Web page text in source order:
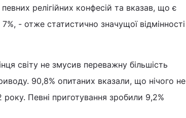
релігійних конфесій та вказав, що є
- отже статистично значущої відмінності
світу не змусив переважну більшість
90,8% опитаних вказали, що нічого не
Певні приготування зробили 9,2%